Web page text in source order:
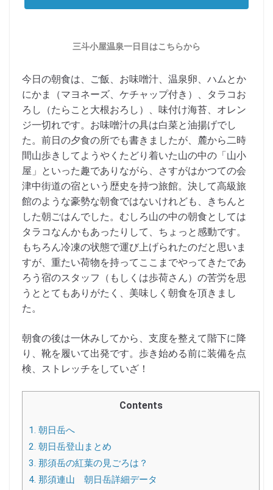
三斗小屋温泉一日目はこちらから
今日の朝食は、ご飯、お味噌汁、温泉卵、ハムとか
にかま（マヨネーズ、ケチャップ付き）、タラコお
ろし（たらこと大根おろし）、味付け海苔、オレン
ジ一切れです。お味噌汁の具は白菜と油揚げでし
た。前日の夕食の所でも書きましたが、麓から二時
間山歩きしてようやくたどり着いた山の中の「山小
屋」といった趣でありながら、さすがはかつての会
津中街道の宿という歴史を持つ旅館。決して高級旅
館のような豪勢な朝食ではないけれども、きちんと
した朝ごはんでした。むしろ山の中の朝食としては
タラコなんかもあったりして、ちょっと感動です。
もちろん冷凍の状態で運び上げられたのだと思いま
すが、重たい荷物を持ってここまでやってきたであ
ろう宿のスタッフ（もしくは歩荷さん）の苦労を思
うととてもありがたく、美味しく朝食を頂きまし
た。
朝食の後は一休みしてから、支度を整えて階下に降
り、靴を履いて出発です。歩き始める前に装備を点
検、ストレッチをしていざ！
Contents
1. 朝日岳へ
2. 朝日岳登山まとめ
3. 那須岳の紅葉の見ごろは？
4. 那須連山 朝日岳詳細データ